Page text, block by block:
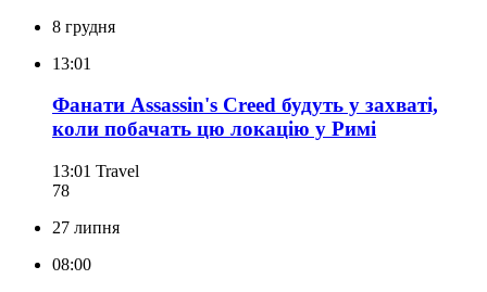
8 грудня
13:01
Фанати Assassin's Creed будуть у захваті,
коли побачать цю локацію у Римі
13:01 Travel
78
27 липня
08:00